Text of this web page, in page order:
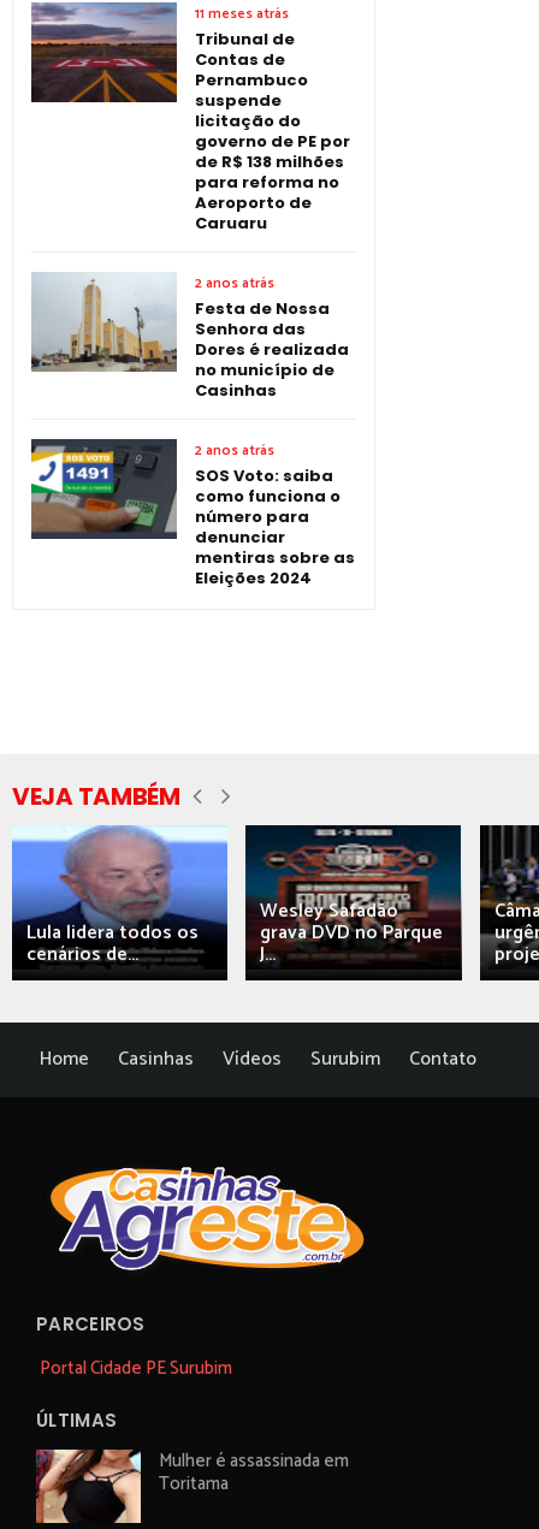
11 meses atrás
Tribunal de
Contas de
Pernambuco
suspende
licitação do
governo de PE por
de R$ 138 milhões
para reforma no
Aeroporto de
Caruaru
2 anos atrás
Festa de Nossa
Senhora das
Dores é realizada
no município de
Casinhas
2 anos atrás
SOS Voto: saiba
como funciona o
número para
denunciar
mentiras sobre as
Eleições 2024
VEJA TAMBÉM
Lula lidera todos os
cenários de...
Wesley Safadão
grava DVD no Parque
J...
Home Casinhas Vídeos Surubim Contato
PARCEIROS
Portal Cidade PE Surubim
ÚLTIMAS
Mulher é assassinada em
Toritama